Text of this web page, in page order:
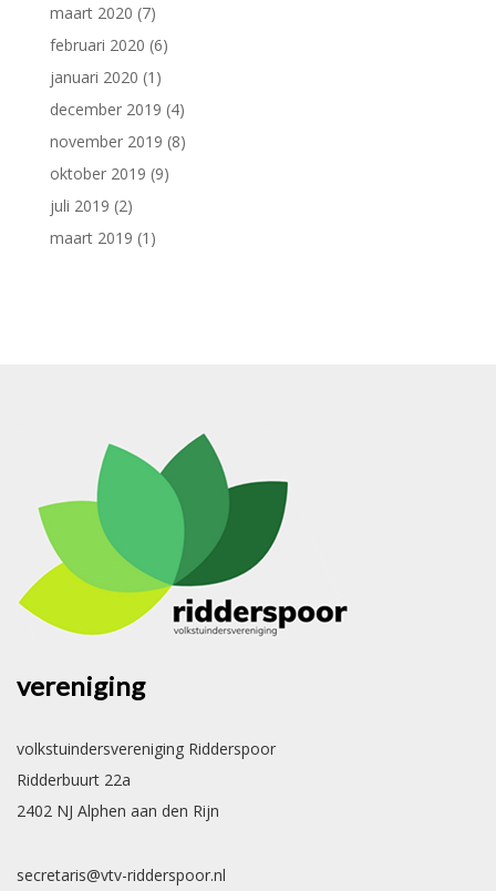
maart 2020 (7)
februari 2020 (6)
januari 2020 (1)
december 2019 (4)
november 2019 (8)
oktober 2019 (9)
juli 2019 (2)
maart 2019 (1)
vereniging
volkstuindersvereniging Ridderspoor
Ridderbuurt 22a
2402 NJ Alphen aan den Rijn
secretaris@vtv-ridderspoor.nl